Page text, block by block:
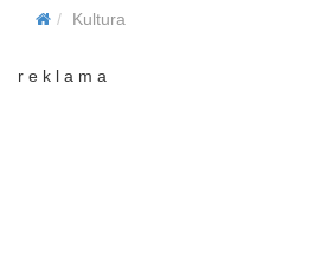
Kultura
r e k l a m a